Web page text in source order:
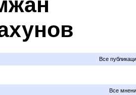
Все
Все